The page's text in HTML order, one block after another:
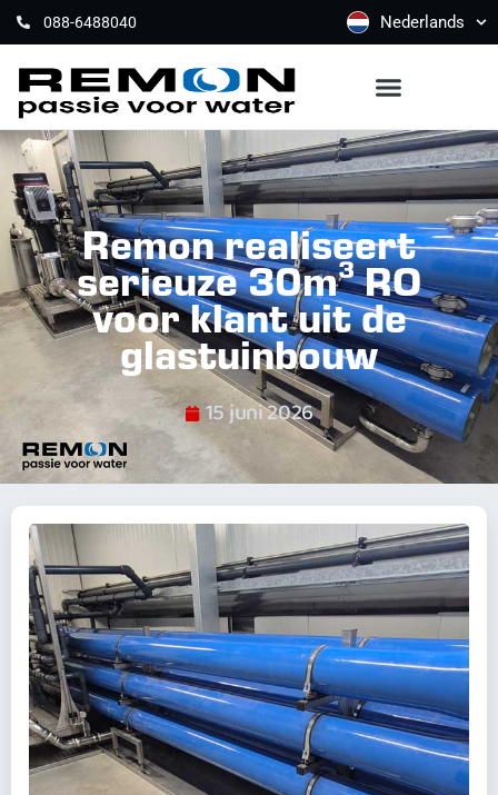
088-6488040 Nederlands
Remon realiseert
serieuze 30m³ RO
voor klant uit de
glastuinbouw
15 juni 2026